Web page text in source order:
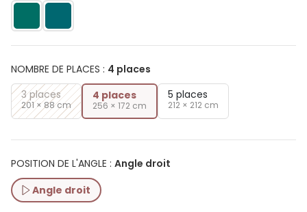
NOMBRE DE PLACES : 4 places
3 places
201 × 88 cm
4 places
256 × 172 cm
5 places
212 × 212 cm
POSITION DE L'ANGLE : Angle droit
Angle droit